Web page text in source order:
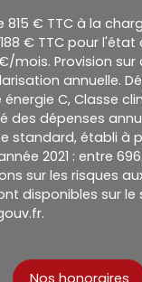
815 € TTC à la
€ TTC pour l'état
mois. Provision sur
annuelle.
énergie C, Classe
des dépenses
standard, établi à
2021 : entre
sur les risques
disponibles sur le
Nos honoraires